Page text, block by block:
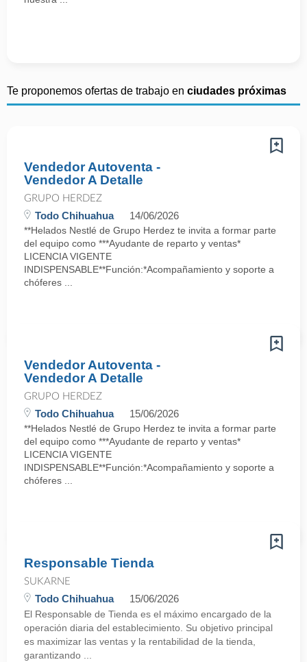
Te proponemos ofertas de trabajo en ciudades próximas
Vendedor Autoventa -
Vendedor A Detalle
GRUPO HERDEZ
Todo Chihuahua 14/06/2026
**Helados Nestlé de Grupo Herdez te invita a formar parte
del equipo como ***Ayudante de reparto y ventas*
LICENCIA VIGENTE
INDISPENSABLE**Función:*Acompañamiento y soporte a
chóferes ...
Vendedor Autoventa -
Vendedor A Detalle
GRUPO HERDEZ
Todo Chihuahua 15/06/2026
**Helados Nestlé de Grupo Herdez te invita a formar parte
del equipo como ***Ayudante de reparto y ventas*
LICENCIA VIGENTE
INDISPENSABLE**Función:*Acompañamiento y soporte a
chóferes ...
Responsable Tienda
SUKARNE
Todo Chihuahua 15/06/2026
El Responsable de Tienda es el máximo encargado de la
operación diaria del establecimiento. Su objetivo principal
es maximizar las ventas y la rentabilidad de la tienda,
garantizando ...